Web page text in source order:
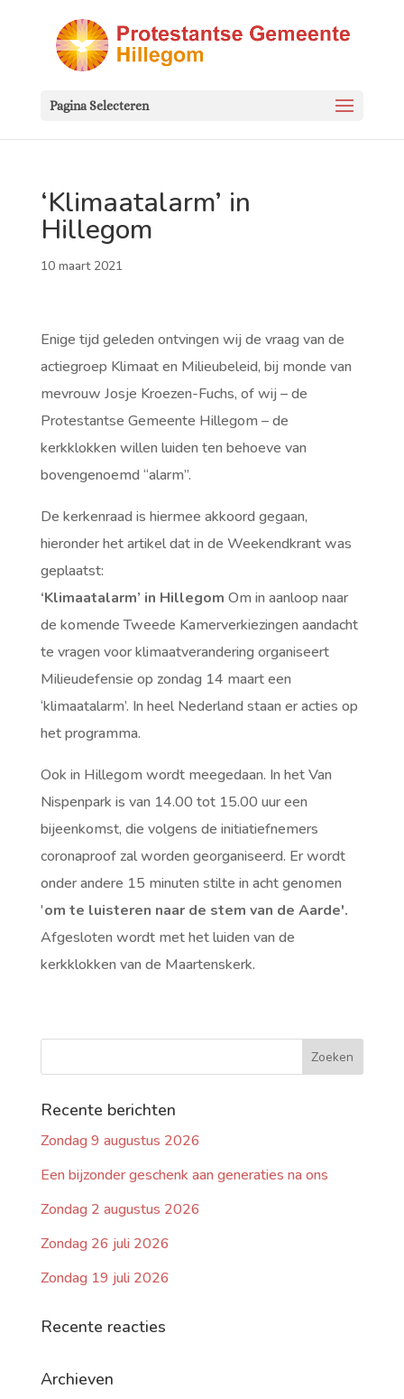
Pagina Selecteren
‘Klimaatalarm’ in
Hillegom
10 maart 2021
Enige tijd geleden ontvingen wij de vraag van de
actiegroep Klimaat en Milieubeleid, bij monde van
mevrouw Josje Kroezen-Fuchs, of wij – de
Protestantse Gemeente Hillegom – de
kerkklokken willen luiden ten behoeve van
bovengenoemd “alarm”.
De kerkenraad is hiermee akkoord gegaan,
hieronder het artikel dat in de Weekendkrant was
geplaatst:
‘Klimaatalarm’ in Hillegom Om in aanloop naar
de komende Tweede Kamerverkiezingen aandacht
te vragen voor klimaatverandering organiseert
Milieudefensie op zondag 14 maart een
‘klimaatalarm’. In heel Nederland staan er acties op
het programma.
Ook in Hillegom wordt meegedaan. In het Van
Nispenpark is van 14.00 tot 15.00 uur een
bijeenkomst, die volgens de initiatiefnemers
coronaproof zal worden georganiseerd. Er wordt
onder andere 15 minuten stilte in acht genomen
'om te luisteren naar de stem van de Aarde'.
Afgesloten wordt met het luiden van de
kerkklokken van de Maartenskerk.
Recente berichten
Zondag 9 augustus 2026
Een bijzonder geschenk aan generaties na ons
Zondag 2 augustus 2026
Zondag 26 juli 2026
Zondag 19 juli 2026
Recente reacties
Archieven